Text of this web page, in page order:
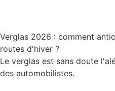
Verglas 2026 : comment
routes d'hiver ?
Le verglas est sans doute
des automobilistes.